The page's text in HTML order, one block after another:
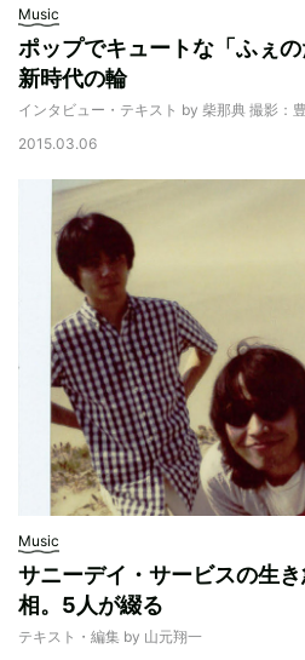
Music
ポップでキュートな「ふぇの
新時代の輪
インタビュー・テキスト by 柴那典 撮影：
2015.03.06
Music
サニーデイ・サービスの生
相。5人が綴る
テキスト・編集 by 山元翔一